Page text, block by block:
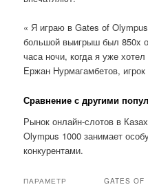
« Я играю в Gates of
большой выигрыш был 850x
часа ночи, когда я уже
Ержан Нурмагамбетов, игрок
Сравнение с другими
Рынок онлайн-слотов в
Olympus 1000 занимает
конкурентами.
ПАРАМЕТР
GATES OF